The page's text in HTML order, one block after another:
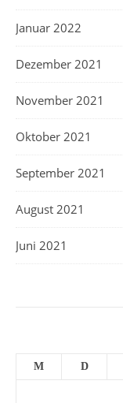
Januar 2022
Dezember 2021
November 2021
Oktober 2021
September 2021
August 2021
Juni 2021
M D